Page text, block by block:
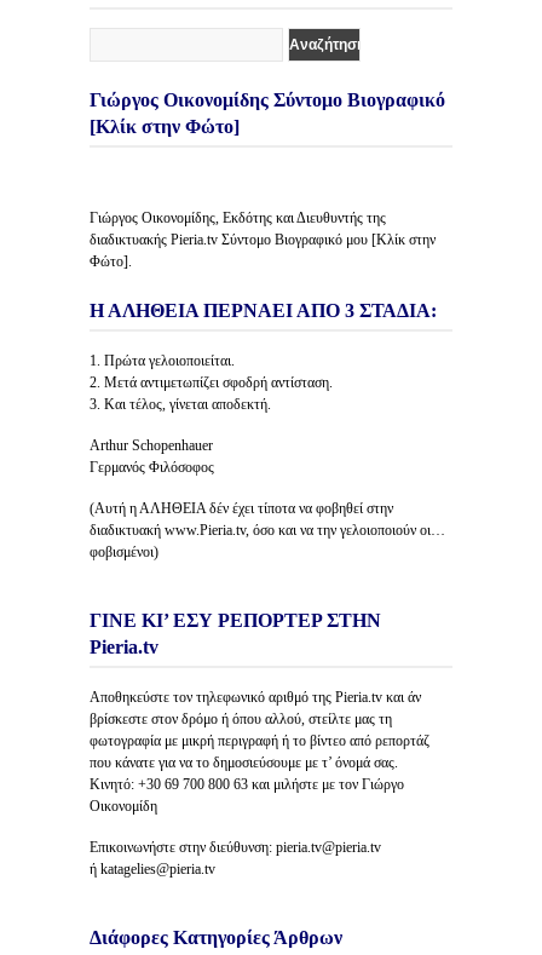
Γιώργος Οικονομίδης Σύντομο Βιογραφικό
[Κλίκ στην Φώτο]
Γιώργος Οικονομίδης, Εκδότης και Διευθυντής της
διαδικτυακής Pieria.tv Σύντομο Βιογραφικό μου [Κλίκ στην
Φώτο].
Η ΑΛΗΘΕΙΑ ΠΕΡΝΑΕΙ ΑΠΟ 3 ΣΤΑΔΙΑ:
1. Πρώτα γελοιοποιείται.
2. Μετά αντιμετωπίζει σφοδρή αντίσταση.
3. Και τέλος, γίνεται αποδεκτή.
Arthur Schopenhauer
Γερμανός Φιλόσοφος
(Αυτή η ΑΛΗΘΕΙΑ δέν έχει τίποτα να φοβηθεί στην
διαδικτυακή www.Pieria.tv, όσο και να την γελοιοποιούν οι…
φοβισμένοι)
ΓΙΝΕ ΚΙ’ ΕΣΥ ΡΕΠΟΡΤΕΡ ΣΤΗΝ
Pieria.tv
Αποθηκεύστε τον τηλεφωνικό αριθμό της Pieria.tv και άν
βρίσκεστε στον δρόμο ή όπου αλλού, στείλτε μας τη
φωτογραφία με μικρή περιγραφή ή το βίντεο από ρεπορτάζ
που κάνατε για να το δημοσιεύσουμε με τ’ όνομά σας.
Κινητό: +30 69 700 800 63 και μιλήστε με τον Γιώργο
Οικονομίδη
Επικοινωνήστε στην διεύθυνση: pieria.tv@pieria.tv
ή katagelies@pieria.tv
Διάφορες Κατηγορίες Άρθρων